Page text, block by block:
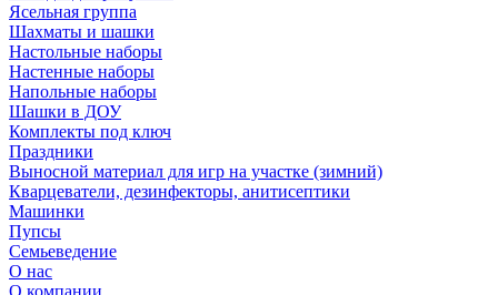
Ясельная группа
Шахматы и шашки
Настольные наборы
Настенные наборы
Напольные наборы
Шашки в ДОУ
Комплекты под ключ
Праздники
Выносной материал для игр на участке (зимний)
Кварцеватели, дезинфекторы, анитисептики
Машинки
Пупсы
Семьеведение
О нас
О компании